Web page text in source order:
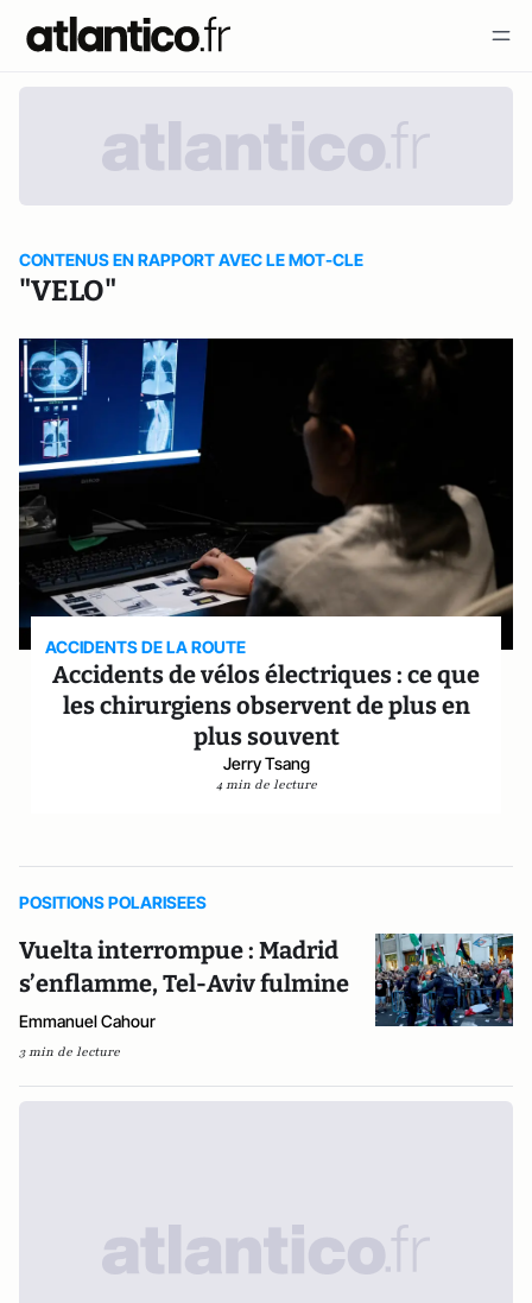
CONTENUS EN RAPPORT AVEC LE MOT-CLE
"VELO"
ACCIDENTS DE LA ROUTE
Accidents de vélos électriques : ce que
les chirurgiens observent de plus en
plus souvent
Jerry Tsang
4 min de lecture
POSITIONS POLARISEES
Vuelta interrompue : Madrid
s’enflamme, Tel-Aviv fulmine
Emmanuel Cahour
3 min de lecture